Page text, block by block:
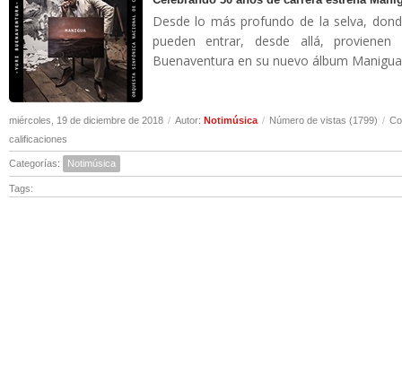
Desde lo más profundo de la selva,
pueden entrar, desde allá,
Buenaventura en su nuevo álbum
miércoles, 19 de diciembre de 2018 / Autor: Notimúsica / Número de vistas (1799) /
calificaciones
Categorías: Notimúsica
Tags: